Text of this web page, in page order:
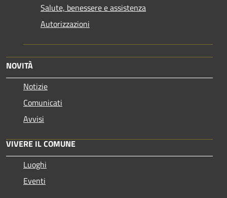
Salute, benessere e assistenza
Autorizzazioni
NOVITÀ
Notizie
Comunicati
Avvisi
VIVERE IL COMUNE
Luoghi
Eventi